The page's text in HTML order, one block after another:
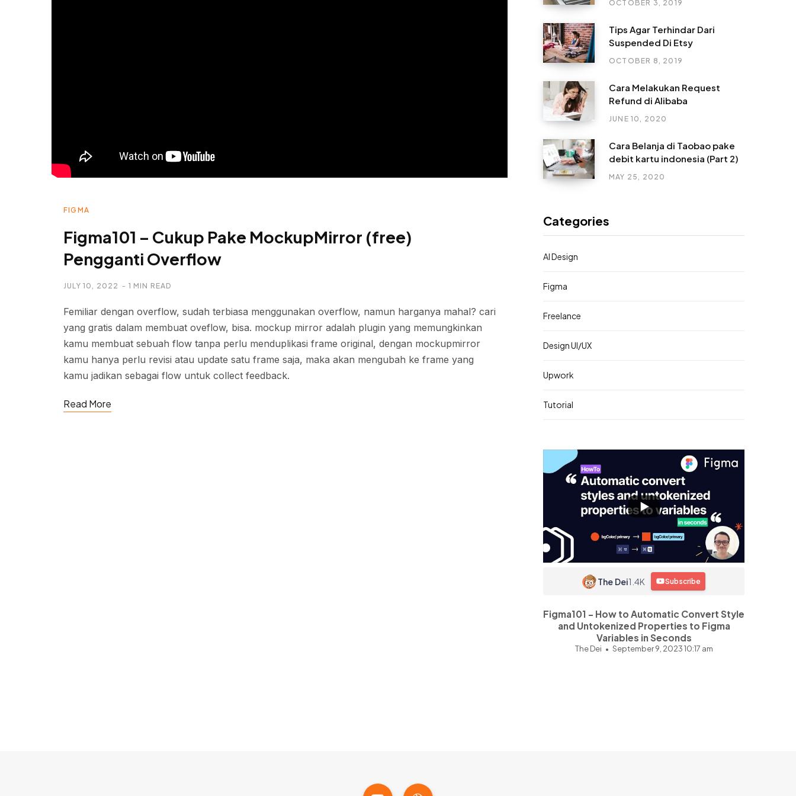
FIGMA
Figma101 – Cukup Pake MockupMirror (free)
Pengganti Overflow
JULY 10, 2022 1 MIN READ
Femiliar dengan overflow, sudah terbiasa menggunakan overflow, namun harganya mahal? cari
yang gratis dalam membuat oveflow, bisa. mockup mirror adalah plugin yang memungkinkan
kamu membuat sebuah flow tanpa perlu menduplikasi frame original, dengan mockupmirror
kamu hanya perlu revisi atau update satu frame saja, maka akan mengubah ke frame yang
kamu jadikan sebagai flow untuk collect feedback.
Read More
OCTOBER 3, 2019
Tips Agar Terhindar Dari
Suspended Di Etsy
OCTOBER 8, 2019
Cara Melakukan Request
Refund di Alibaba
JUNE 10, 2020
Cara Belanja di Taobao pake
debit kartu indonesia (Part 2)
MAY 25, 2020
Categories
AI Design
Figma
Freelance
Design UI/UX
Upwork
Tutorial
The Dei1.4K Subscribe
Figma101 - How to Automatic Convert Style
and Untokenized Properties to Figma
Variables in Seconds
The Dei September 9, 2023 10:17 am